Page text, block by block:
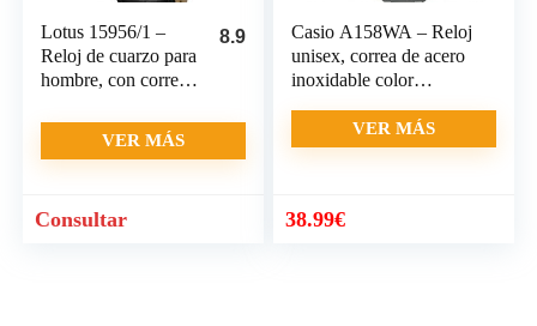
8.9
Lotus 15956/1 –
Reloj de cuarzo para
hombre, con correa
VER MÁS
Consultar
Casio A158WA – Reloj
unisex, correa de acero
inoxidable color
VER MÁS
38.99€